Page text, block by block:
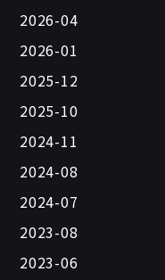
2026-04
2026-01
2025-12
2025-10
2024-11
2024-08
2024-07
2023-08
2023-06